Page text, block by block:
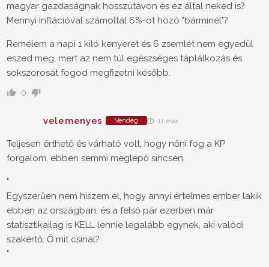
magyar gazdaságnak hosszútávon és ez által neked is?
Mennyi inflációval számoltál 6%-ot hozó "bárminél"?
Remélem a napi 1 kiló kenyeret és 6 zsemlét nem egyedül
eszed meg, mert az nem túl egészséges táplálkozás és
sokszorosát fogod megfizetni később.
0
velemenyes Vendég 11 éve
Teljesen érthető és várható volt, hogy nőni fog a KP
forgalom, ebben semmi meglepő sincsen.
"
Egyszerűen nem hiszem el, hogy annyi értelmes ember lakik
ebben az országban, és a felső pár ezerben már
statisztikailag is KELL lennie legalább egynek, aki valódi
szakértő. Ő mit csinál?
"